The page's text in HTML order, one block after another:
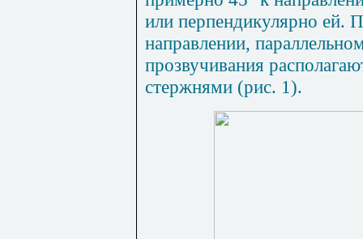
или перпендикулярно ей.
направлении,
прозвучивания
стержнями (рис. 1).